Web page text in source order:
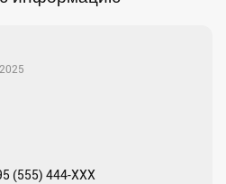
(555) 444-XXX